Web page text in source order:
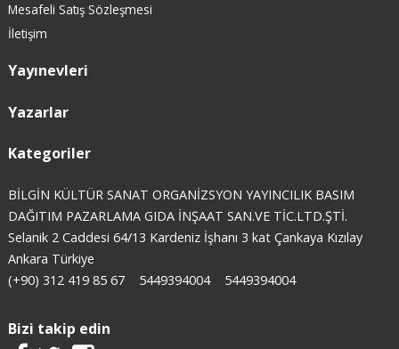
Mesafeli Satış Sözleşmesi
İletişim
Yayınevleri
Yazarlar
Kategoriler
BİLGİN KÜLTÜR SANAT ORGANİZSYON YAYINCILIK BASIM
DAĞITIM PAZARLAMA GIDA İNŞAAT SAN.VE TİC.LTD.ŞTİ.
Selanik 2 Caddesi 64/13 Kardeniz İşhanı 3 kat Çankaya Kızılay
Ankara Türkiye
(+90) 312 419 85 67
5449394004 5449394004
Bizi takip edin